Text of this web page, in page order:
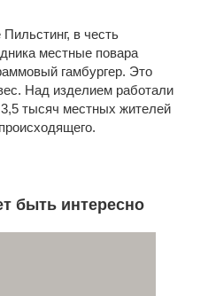
в честь
местные повара
гамбургер. Это
Над изделием работали
тысяч местных жителей
быть интересно